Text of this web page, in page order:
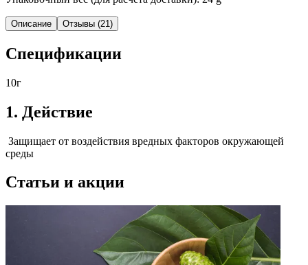
Описание Отзывы (21)
Cпецификации
10г
1. Действие
Защищает от воздействия вредных факторов окружающей
среды
Статьи и акции